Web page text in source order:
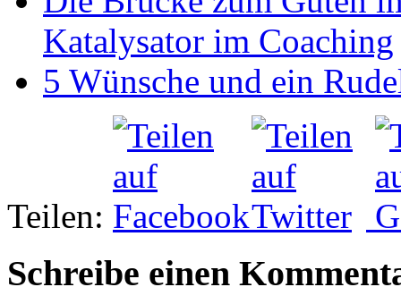
Katalysator im Coaching
5 Wünsche und ein
Teilen:
Schreibe einen